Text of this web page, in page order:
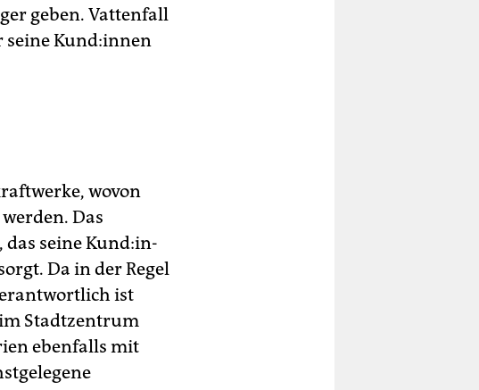
geben. Vattenfall
seine Kun­d:in­nen
wovon
Das
das seine Kun­d:in­
Da in der Regel
ist
Stadtzentrum
ebenfalls mit